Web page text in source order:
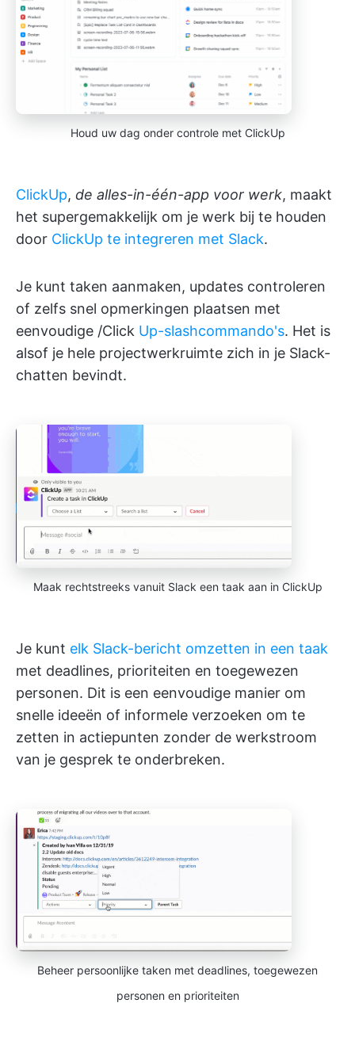
Houd uw dag onder controle met ClickUp
ClickUp, de alles-in-één-app voor werk, maakt
het supergemakkelijk om je werk bij te houden
door ClickUp te integreren met Slack.
Je kunt taken aanmaken, updates controleren
of zelfs snel opmerkingen plaatsen met
eenvoudige /Click Up-slashcommando's. Het is
alsof je hele projectwerkruimte zich in je Slack-
chatten bevindt.
Maak rechtstreeks vanuit Slack een taak aan in ClickUp
Je kunt elk Slack-bericht omzetten in een taak
met deadlines, prioriteiten en toegewezen
personen. Dit is een eenvoudige manier om
snelle ideeën of informele verzoeken om te
zetten in actiepunten zonder de werkstroom
van je gesprek te onderbreken.
Beheer persoonlijke taken met deadlines, toegewezen
personen en prioriteiten